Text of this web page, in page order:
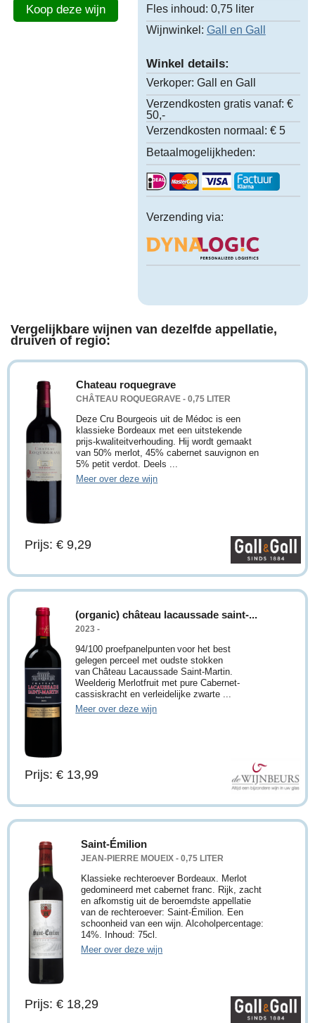
Koop deze wijn
Fles inhoud: 0,75 liter
Wijnwinkel: Gall en Gall
Winkel details:
Verkoper: Gall en Gall
Verzendkosten gratis vanaf: €
50,-
Verzendkosten normaal: € 5
Betaalmogelijkheden:
Verzending via:
Vergelijkbare wijnen van dezelfde appellatie,
druiven of regio:
Chateau roquegrave
CHÂTEAU ROQUEGRAVE - 0,75 LITER
Deze Cru Bourgeois uit de Médoc is een
klassieke Bordeaux met een uitstekende
prijs-kwaliteitverhouding. Hij wordt gemaakt
van 50% merlot, 45% cabernet sauvignon en
5% petit verdot. Deels ...
Meer over deze wijn
Prijs: € 9,29
(organic) château lacaussade saint-...
2023 -
94/100 proefpanelpunten voor het best
gelegen perceel met oudste stokken
van Château Lacaussade Saint-Martin.
Weelderig Merlotfruit met pure Cabernet-
cassiskracht en verleidelijke zwarte ...
Meer over deze wijn
Prijs: € 13,99
Saint-Émilion
JEAN-PIERRE MOUEIX - 0,75 LITER
Klassieke rechteroever Bordeaux. Merlot
gedomineerd met cabernet franc. Rijk, zacht
en afkomstig uit de beroemdste appellatie
van de rechteroever: Saint-Émilion. Een
schoonheid van een wijn. Alcoholpercentage:
14%. Inhoud: 75cl.
Meer over deze wijn
Prijs: € 18,29